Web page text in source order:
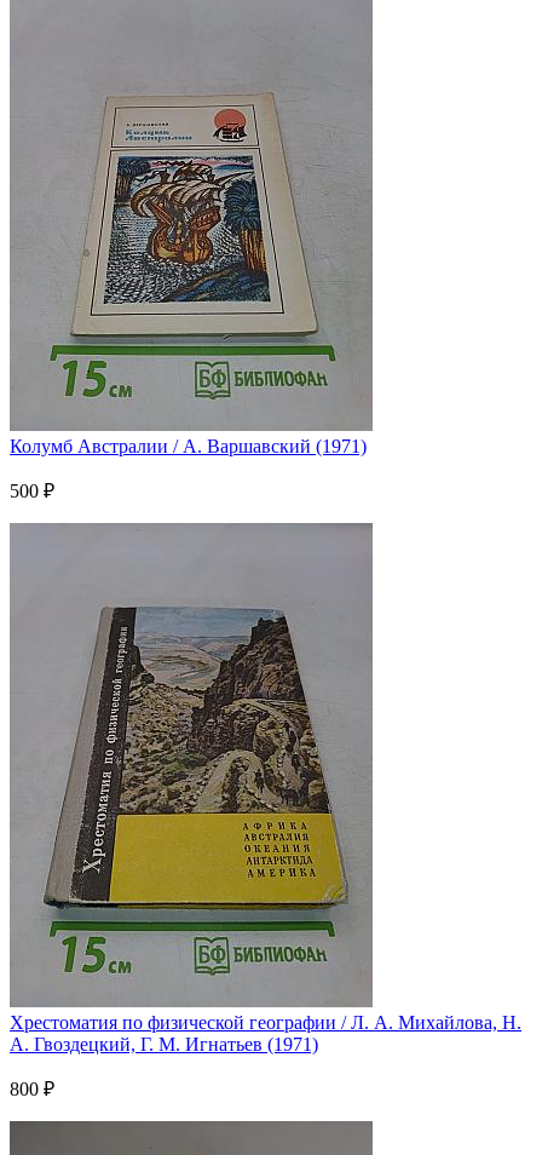
Колумб Австралии / А. Варшавский (1971)
500 ₽
Хрестоматия по физической географии / Л. А. Михайлова, Н.
А. Гвоздецкий, Г. М. Игнатьев (1971)
800 ₽